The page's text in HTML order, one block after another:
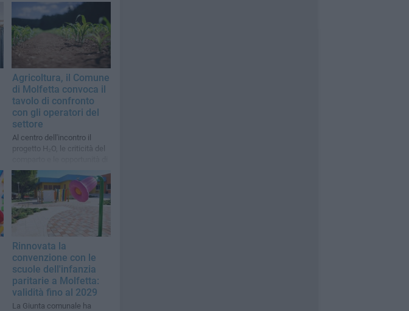
Agricoltura, il Comune
di Molfetta convoca il
tavolo di confronto
con gli operatori del
settore
Al centro dell'incontro il
progetto H₂O, le criticità del
sviluppo per le aziende
agricole
Rinnovata la
convenzione con le
scuole dell'infanzia
paritarie a Molfetta:
validità fino al 2029
La Giunta comunale ha